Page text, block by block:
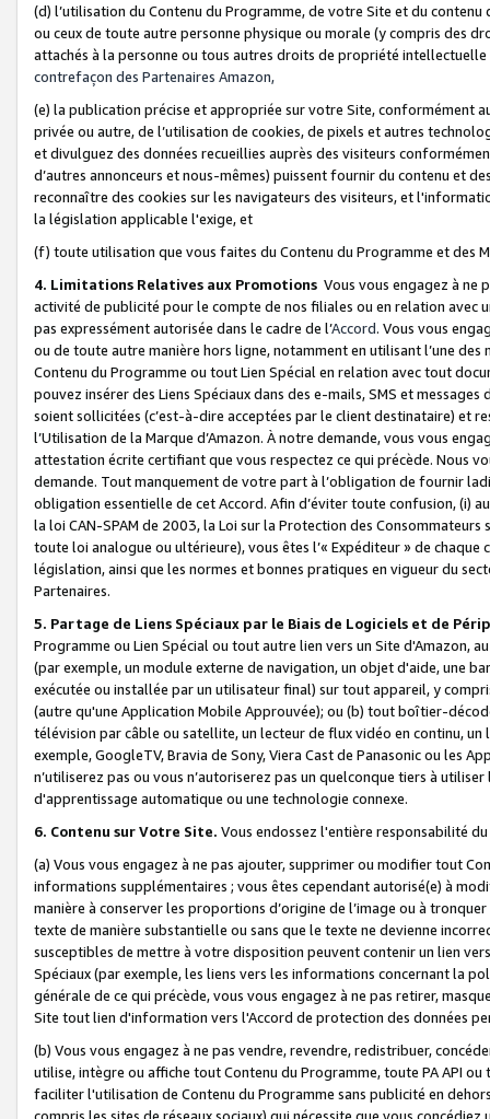
(d) l’utilisation du Contenu du Programme, de votre Site et du
ou ceux de toute autre personne physique ou morale (y compris des
attachés à la personne ou tous autres droits de propriété
contrefaçon des Partenaires Amazon,
(e) la publication précise et appropriée sur votre Site, conformément
privée ou autre, de l’utilisation de cookies, de pixels et autres
et divulguez des données recueillies auprès des visiteurs
d’autres annonceurs et nous-mêmes) puissent fournir du contenu et
reconnaître des cookies sur les navigateurs des visiteurs, et
la législation applicable l'exige, et
(f) toute utilisation que vous faites du Contenu du Programme et des
4. Limitations Relatives aux Promotions Vous vous engagez à ne
activité de publicité pour le compte de nos filiales ou en relation avec
pas expressément autorisée dans le cadre de l’Accord. Vous vous
ou de toute autre manière hors ligne, notamment en utilisant l’une
Contenu du Programme ou tout Lien Spécial en relation avec tout
pouvez insérer des Liens Spéciaux dans des e-mails, SMS et
soient sollicitées (c’est-à-dire acceptées par le client destinataire) et
l’Utilisation de la Marque d’Amazon. À notre demande, vous vous
attestation écrite certifiant que vous respectez ce qui précède. Nous
demande. Tout manquement de votre part à l’obligation de fournir
obligation essentielle de cet Accord. Afin d’éviter toute confusion, (i)
la loi CAN-SPAM de 2003, la Loi sur la Protection des
toute loi analogue ou ultérieure), vous êtes l’« Expéditeur » de
législation, ainsi que les normes et bonnes pratiques en vigueur du
Partenaires.
5. Partage de Liens Spéciaux par le Biais de Logiciels et de
Programme ou Lien Spécial ou tout autre lien vers un Site d'Amazon,
(par exemple, un module externe de navigation, un objet d'aide, une
exécutée ou installée par un utilisateur final) sur tout appareil, y
(autre qu'une Application Mobile Approuvée); ou (b) tout boîtier-
télévision par câble ou satellite, un lecteur de flux vidéo en continu,
exemple, GoogleTV, Bravia de Sony, Viera Cast de Panasonic ou les
n’utiliserez pas ou vous n’autoriserez pas un quelconque tiers à
d'apprentissage automatique ou une technologie connexe.
6. Contenu sur Votre Site. Vous endossez l'entière responsabilité
(a) Vous vous engagez à ne pas ajouter, supprimer ou modifier tout
informations supplémentaires ; vous êtes cependant autorisé(e) à
manière à conserver les proportions d’origine de l’image ou à
texte de manière substantielle ou sans que le texte ne devienne
susceptibles de mettre à votre disposition peuvent contenir un lien
Spéciaux (par exemple, les liens vers les informations concernant la
générale de ce qui précède, vous vous engagez à ne pas retirer,
Site tout lien d'information vers l'Accord de protection des données
(b) Vous vous engagez à ne pas vendre, revendre, redistribuer,
utilise, intègre ou affiche tout Contenu du Programme, toute PA API
faciliter l'utilisation de Contenu du Programme sans publicité en
compris les sites de réseaux sociaux) qui nécessite que vous